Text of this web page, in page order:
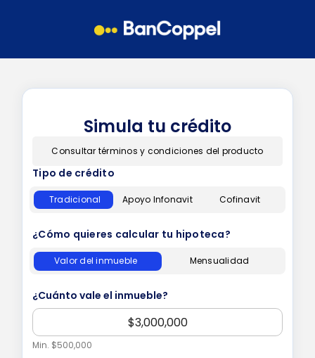
Simula tu crédito
Consultar términos y condiciones del producto
Tipo de crédito
Tradicional Apoyo Infonavit Cofinavit
¿Cómo quieres calcular tu hipoteca?
Valor del inmueble Mensualidad
¿Cuánto vale el inmueble?
Min. $500,000